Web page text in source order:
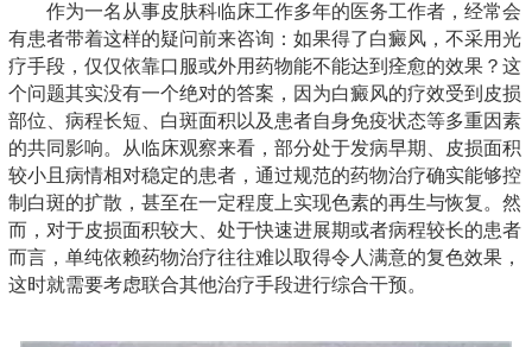
作为一名从事皮肤科临床工作多年的医务工作者，经常会
有患者带着这样的疑问前来咨询：如果得了白癜风，不采用光
疗手段，仅仅依靠口服或外用药物能不能达到痊愈的效果？这
个问题其实没有一个绝对的答案，因为白癜风的疗效受到皮损
部位、病程长短、白斑面积以及患者自身免疫状态等多重因素
的共同影响。从临床观察来看，部分处于发病早期、皮损面积
较小且病情相对稳定的患者，通过规范的药物治疗确实能够控
制白斑的扩散，甚至在一定程度上实现色素的再生与恢复。然
而，对于皮损面积较大、处于快速进展期或者病程较长的患者
而言，单纯依赖药物治疗往往难以取得令人满意的复色效果，
这时就需要考虑联合其他治疗手段进行综合干预。